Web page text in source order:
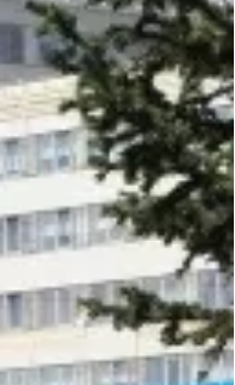
Фотогалерея